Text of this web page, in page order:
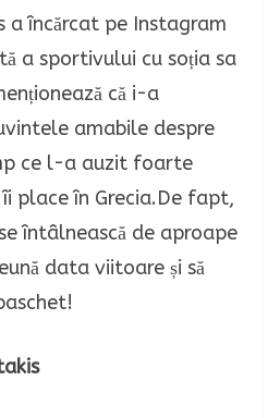
a încărcat pe Instagram
a sportivului cu soția sa
că i-a
amabile despre
ce l-a auzit foarte
place în Grecia.De fapt,
întâlnească de aproape
data viitoare și să